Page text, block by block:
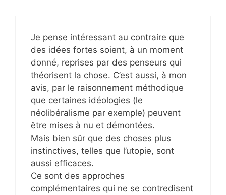
Je pense intéressant au contraire que
des idées fortes soient, à un moment
donné, reprises par des penseurs qui
théorisent la chose. C’est aussi, à mon
avis, par le raisonnement méthodique
que certaines idéologies (le
néolibéralisme par exemple) peuvent
être mises à nu et démontées.
Mais bien sûr que des choses plus
instinctives, telles que l’utopie, sont
aussi efficaces.
Ce sont des approches
complémentaires qui ne se contredisent